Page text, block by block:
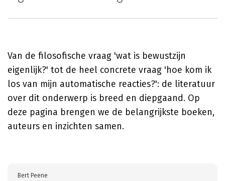
Van de filosofische vraag 'wat is bewustzijn
eigenlijk?' tot de heel concrete vraag 'hoe kom ik
los van mijn automatische reacties?': de literatuur
over dit onderwerp is breed en diepgaand. Op
deze pagina brengen we de belangrijkste boeken,
auteurs en inzichten samen.
Bert Peene